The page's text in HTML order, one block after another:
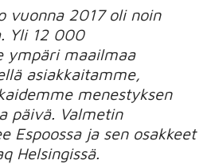
vuonna 2017 oli noin
Yli 12 000
ympäri maailmaa
asiakkaitamme,
menestyksen
päivä. Valmetin
Espoossa ja sen osakkeet
Helsingissä.